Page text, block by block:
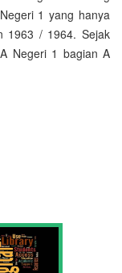
1 yang hanya
1963 / 1964. Sejak
Negeri 1 bagian A